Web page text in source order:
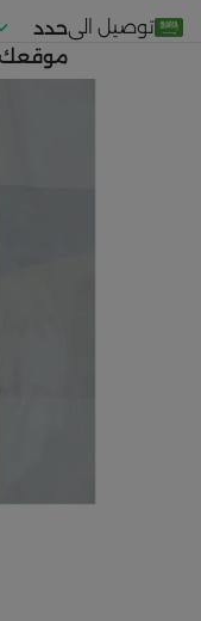
توصيل الىحدد
موقعك